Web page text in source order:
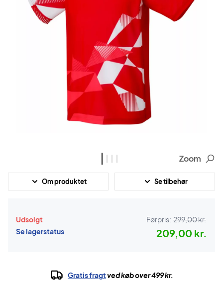
Zoom
Om produktet Se tilbehør
Udsolgt
Se lagerstatus
Førpris: 299,00 kr.
209,00 kr.
Gratis fragtved køb over 499 kr.